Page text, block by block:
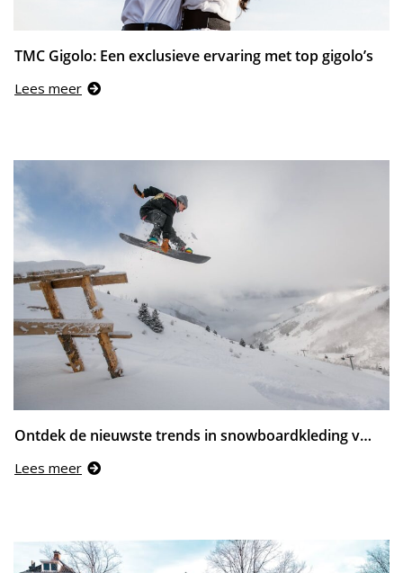
TMC Gigolo: Een exclusieve ervaring met top gigolo’s
Lees meer
Ontdek de nieuwste trends in snowboardkleding voor 2022
Lees meer